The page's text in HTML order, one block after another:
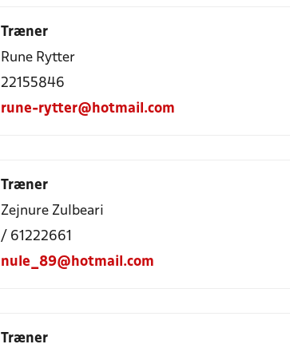
Træner
Rune Rytter
22155846
rune-rytter@hotmail.com
Træner
Zejnure Zulbeari
/ 61222661
nule_89@hotmail.com
Træner